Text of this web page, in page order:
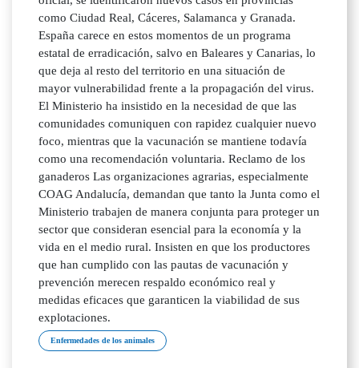
como Ciudad Real, Cáceres, Salamanca y Granada.
España carece en estos momentos de un programa
estatal de erradicación, salvo en Baleares y Canarias, lo
que deja al resto del territorio en una situación de
mayor vulnerabilidad frente a la propagación del virus.
El Ministerio ha insistido en la necesidad de que las
comunidades comuniquen con rapidez cualquier nuevo
foco, mientras que la vacunación se mantiene todavía
como una recomendación voluntaria. Reclamo de los
ganaderos Las organizaciones agrarias, especialmente
COAG Andalucía, demandan que tanto la Junta como el
Ministerio trabajen de manera conjunta para proteger un
sector que consideran esencial para la economía y la
vida en el medio rural. Insisten en que los productores
que han cumplido con las pautas de vacunación y
prevención merecen respaldo económico real y
medidas eficaces que garanticen la viabilidad de sus
explotaciones.
Enfermedades de los animales